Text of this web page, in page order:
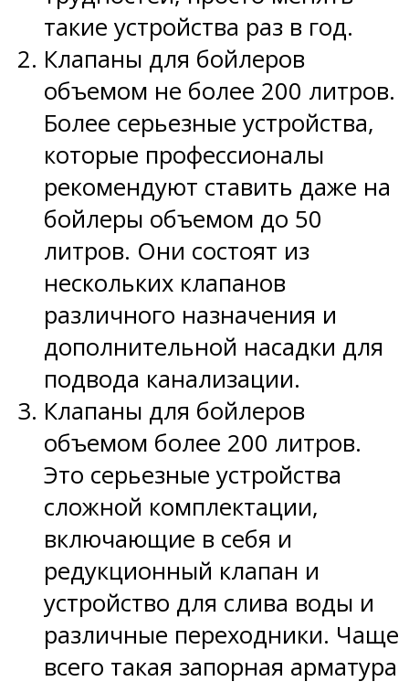
такие устройства раз в год.
Клапаны для бойлеров
объемом не более 200 литров.
Более серьезные устройства,
которые профессионалы
рекомендуют ставить даже на
бойлеры объемом до 50
литров. Они состоят из
нескольких клапанов
различного назначения и
дополнительной насадки для
подвода канализации.
Клапаны для бойлеров
объемом более 200 литров.
Это серьезные устройства
сложной комплектации,
включающие в себя и
редукционный клапан и
устройство для слива воды и
различные переходники. Чаще
всего такая запорная арматура